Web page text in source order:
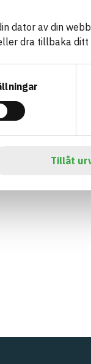
dator av din
dra tillbaka
Tillåt